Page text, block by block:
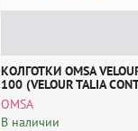
КОЛГОТКИ OMSA
100 (VELOUR TALIA
OMSA
В наличии